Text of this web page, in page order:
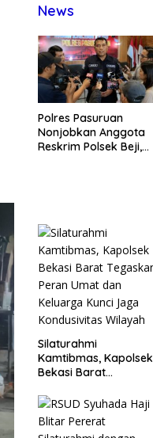
News
Polres Pasuruan
Nonjobkan Anggota
Reskrim Polsek Beji,
Silaturahmi
Kamtibmas, Kapolsek
Bekasi Barat
dan Keluarga Kunci
Jaga Kondusivitas
Wilayah